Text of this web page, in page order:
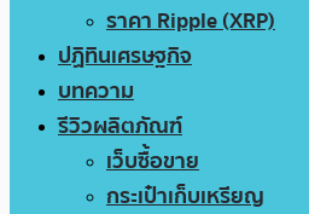
ราคา Ripple (XRP)
ปฏิทินเศรษฐกิจ
บทความ
รีวิวผลิตภัณฑ์
เว็บซื้อขาย
กระเป๋าเก็บเหรียญ